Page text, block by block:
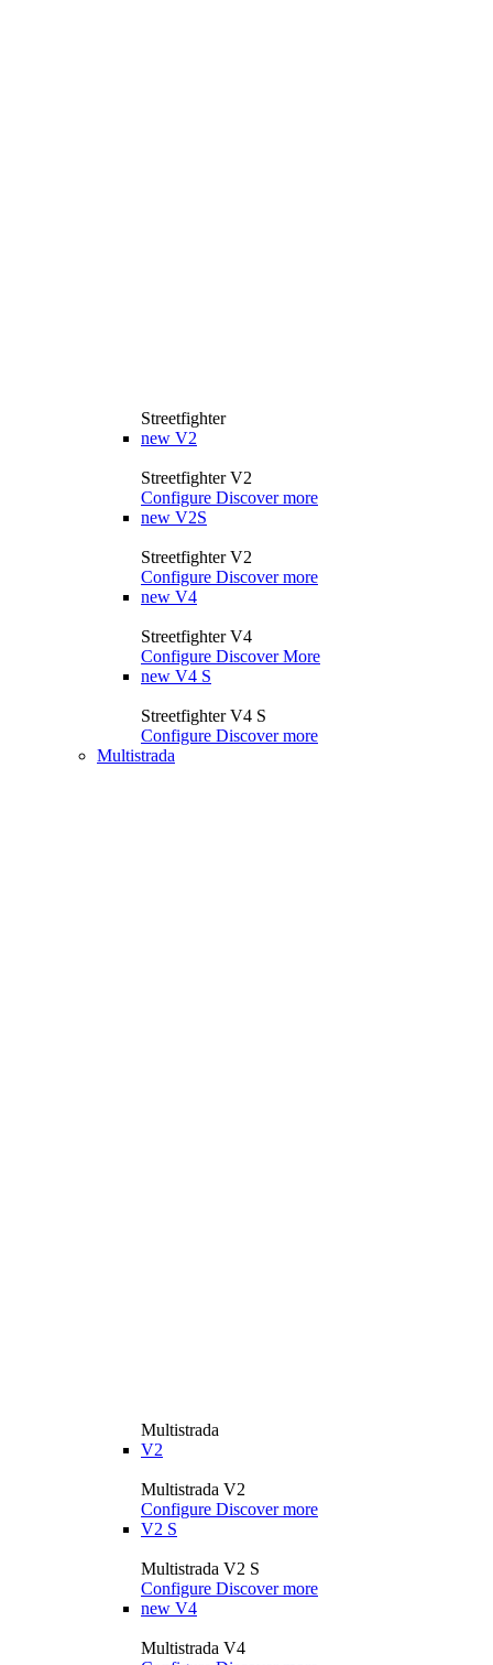
Streetfighter
new V2
Streetfighter V2
Configure Discover more
new V2S
Streetfighter V2
Configure Discover more
new V4
Streetfighter V4
Configure Discover More
new V4 S
Streetfighter V4 S
Configure Discover more
Multistrada
Multistrada
V2
Multistrada V2
Configure Discover more
V2 S
Multistrada V2 S
Configure Discover more
new V4
Multistrada V4